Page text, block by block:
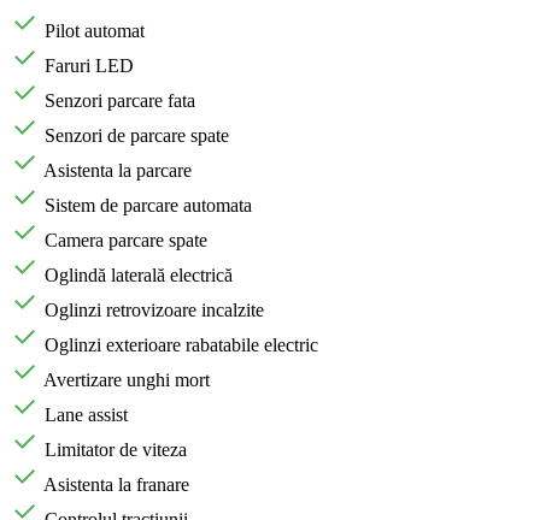
Pilot automat
Faruri LED
Senzori parcare fata
Senzori de parcare spate
Asistenta la parcare
Sistem de parcare automata
Camera parcare spate
Oglindă laterală electrică
Oglinzi retrovizoare incalzite
Oglinzi exterioare rabatabile electric
Avertizare unghi mort
Lane assist
Limitator de viteza
Asistenta la franare